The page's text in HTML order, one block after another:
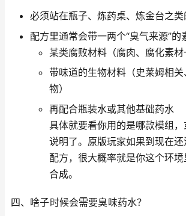
必须站在瓶子、炼药桌、炼金台之
配方里通常会带一两个“臭气来源”的
某类腐败材料（腐肉、腐化素材
带味道的生物材料（史莱姆相
物）
再配合瓶装水或其他基础药水
具体就要看你用的是哪款模组
说明了。原版玩家如果到现在
配方，很大概率就是你这个环
合成。
四、啥子时候会需要臭味药水？